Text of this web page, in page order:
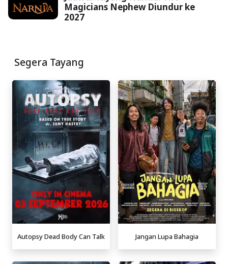
Magicians Nephew Diundur ke
2027
Segera Tayang
Autopsy Dead Body Can Talk Jangan Lupa Bahagia